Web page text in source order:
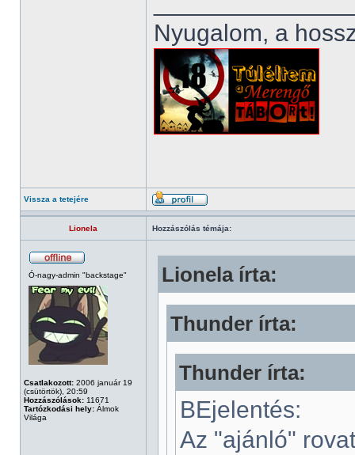
Nyugalom, a
Vissza a tetejére
Lionela Hozzászólás témája:
Ó-nagy-admin "backstage"
Csatlakozott: 2006 január 19
(csütörtök), 20:59
Hozzászólások: 11671
Tartózkodási hely: Álmok
Világa
Lionela írta:
Thunder írta:
Thunder írta:
BEjelentés:
Az "ajánló"